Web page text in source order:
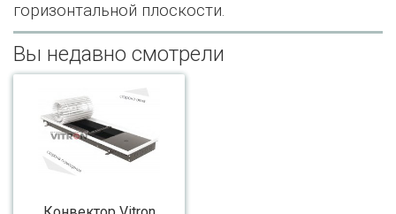
горизонтальной плоскости.
Вы недавно смотрели